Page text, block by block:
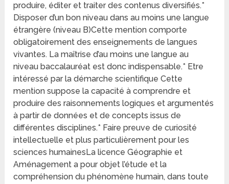
produire, éditer et traiter des contenus diversifiés.*
Disposer d’un bon niveau dans au moins une langue
étrangère (niveau B)Cette mention comporte
obligatoirement des enseignements de langues
vivantes. La maîtrise d’au moins une langue au
niveau baccalauréat est donc indispensable.* Etre
intéressé par la démarche scientifique Cette
mention suppose la capacité à comprendre et
produire des raisonnements logiques et argumentés
à partir de données et de concepts issus de
différentes disciplines.* Faire preuve de curiosité
intellectuelle et plus particulièrement pour les
sciences humainesLa licence Géographie et
Aménagement a pour objet l’étude et la
compréhension du phénomène humain, dans toute